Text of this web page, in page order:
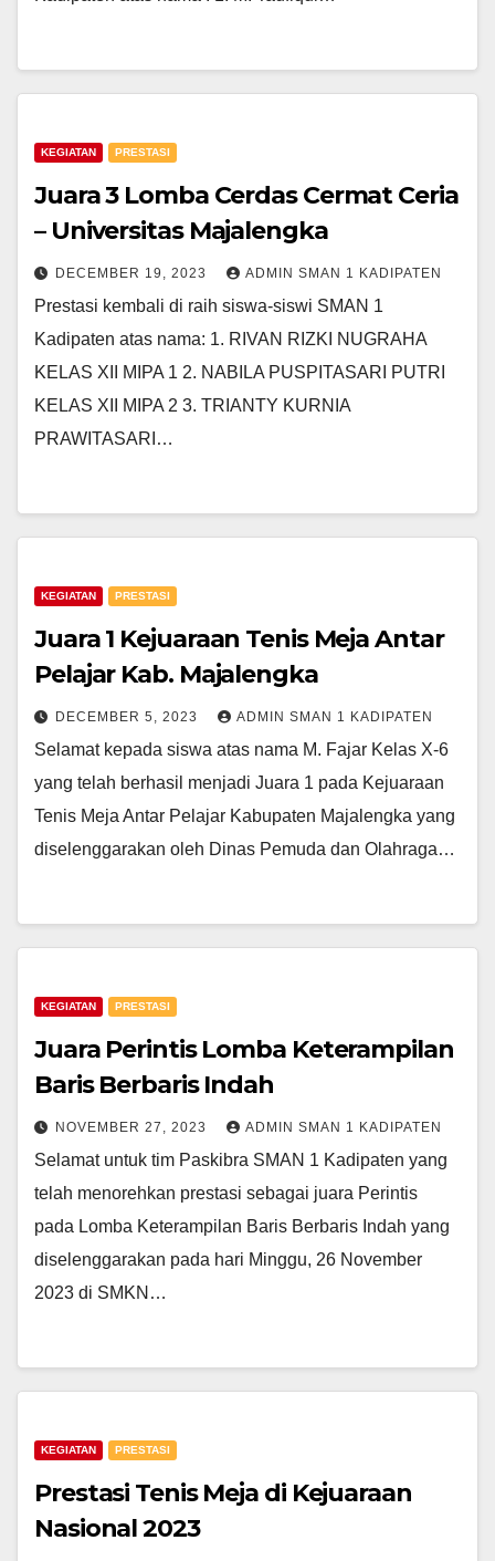
KEGIATAN PRESTASI
Juara 3 Lomba Cerdas Cermat Ceria
– Universitas Majalengka
DECEMBER 19, 2023 ADMIN SMAN 1 KADIPATEN
Prestasi kembali di raih siswa-siswi SMAN 1
Kadipaten atas nama: 1. RIVAN RIZKI NUGRAHA
KELAS XII MIPA 1 2. NABILA PUSPITASARI PUTRI
KELAS XII MIPA 2 3. TRIANTY KURNIA
PRAWITASARI…
KEGIATAN PRESTASI
Juara 1 Kejuaraan Tenis Meja Antar
Pelajar Kab. Majalengka
DECEMBER 5, 2023 ADMIN SMAN 1 KADIPATEN
Selamat kepada siswa atas nama M. Fajar Kelas X-6
yang telah berhasil menjadi Juara 1 pada Kejuaraan
Tenis Meja Antar Pelajar Kabupaten Majalengka yang
diselenggarakan oleh Dinas Pemuda dan Olahraga…
KEGIATAN PRESTASI
Juara Perintis Lomba Keterampilan
Baris Berbaris Indah
NOVEMBER 27, 2023 ADMIN SMAN 1 KADIPATEN
Selamat untuk tim Paskibra SMAN 1 Kadipaten yang
telah menorehkan prestasi sebagai juara Perintis
pada Lomba Keterampilan Baris Berbaris Indah yang
diselenggarakan pada hari Minggu, 26 November
2023 di SMKN…
KEGIATAN PRESTASI
Prestasi Tenis Meja di Kejuaraan
Nasional 2023